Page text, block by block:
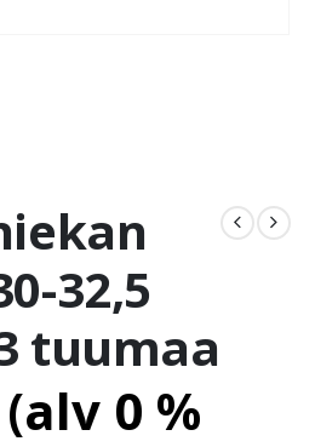
32,5
tuumaa
(alv 0 %